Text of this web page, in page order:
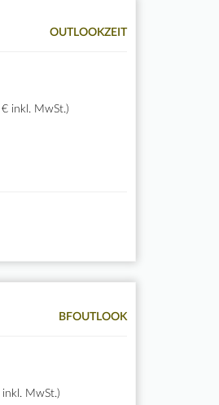
OUTLOOKZEIT
inkl. MwSt.)
BFOUTLOOK
MwSt.)